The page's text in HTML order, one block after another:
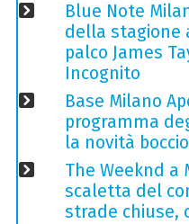
Blue Note
della stagione
palco James
Incognito
Base Milano
programma
la novità
The Weeknd a
scaletta del
strade chiuse,